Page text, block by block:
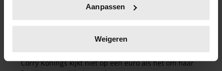
scannen op specifieke eigenschappen (fingerprinting)
verwerkt en stel uw voorkeuren in het
intrekken in de Cookieverklaring.
Aanpassen
Weigeren